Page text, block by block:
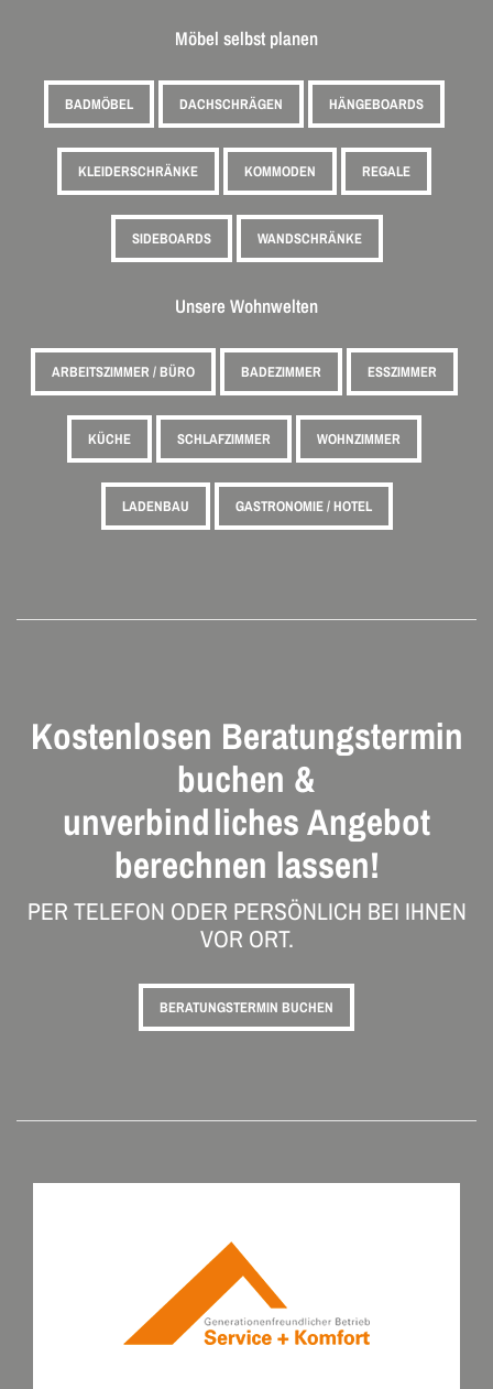
Möbel selbst planen
BADMÖBEL DACHSCHRÄGEN HÄNGEBOARDS
KLEIDERSCHRÄNKE KOMMODEN REGALE
SIDEBOARDS WANDSCHRÄNKE
Unsere Wohnwelten
ARBEITSZIMMER / BÜRO BADEZIMMER ESSZIMMER
KÜCHE SCHLAFZIMMER WOHNZIMMER
LADENBAU GASTRONOMIE / HOTEL
Kostenlosen Beratungstermin
buchen &
unverbindliches Angebot
berechnen lassen!
PER TELEFON ODER PERSÖNLICH BEI IHNEN
VOR ORT.
BERATUNGSTERMIN BUCHEN